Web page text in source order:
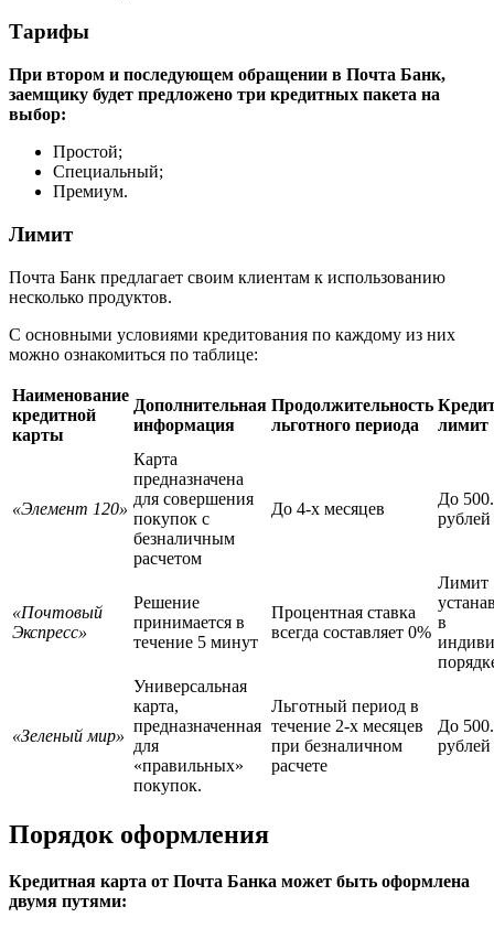
Тарифы
При втором и последующем обращении в Почта Банк,
заемщику будет предложено три кредитных пакета на
выбор:
Простой;
Специальный;
Премиум.
Лимит
Почта Банк предлагает своим клиентам к использованию
несколько продуктов.
С основными условиями кредитования по каждому из них
можно ознакомиться по таблице:
Наименование
кредитной
карты
Дополнительная
информация
Продолжительность
льготного периода
лимит
«Элемент 120»
Карта
предназначена
для совершения
покупок с
безналичным
расчетом
До 4-х месяцев
До
рублей
«Почтовый
Экспресс»
Решение
принимается в
течение 5 минут
Процентная ставка
всегда составляет 0%
Лимит
в
«Зеленый мир»
Универсальная
карта,
предназначенная
для
«правильных»
покупок.
Льготный период в
течение 2-х месяцев
при безналичном
расчете
До
рублей
Порядок оформления
Кредитная карта от Почта Банка может быть оформлена
двумя путями: